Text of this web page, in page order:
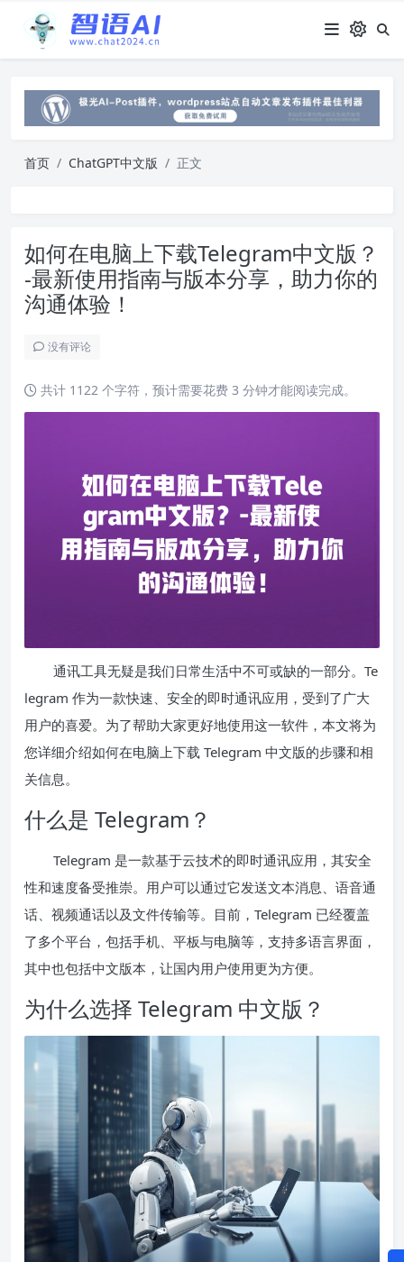
首页 ChatGPT中文版 正文
如何在电脑上下载Telegram中文版？
-最新使用指南与版本分享，助力你的
沟通体验！
没有评论
共计 1122 个字符，预计需要花费 3 分钟才能阅读完成。
通讯工具无疑是我们日常生活中不可或缺的一部分。Te
legram 作为一款快速、安全的即时通讯应用，受到了广大
用户的喜爱。为了帮助大家更好地使用这一软件，本文将为
您详细介绍如何在电脑上下载 Telegram 中文版的步骤和相
关信息。
什么是 Telegram？
Telegram 是一款基于云技术的即时通讯应用，其安全
性和速度备受推崇。用户可以通过它发送文本消息、语音通
话、视频通话以及文件传输等。目前，Telegram 已经覆盖
了多个平台，包括手机、平板与电脑等，支持多语言界面，
其中也包括中文版本，让国内用户使用更为方便。
为什么选择 Telegram 中文版？